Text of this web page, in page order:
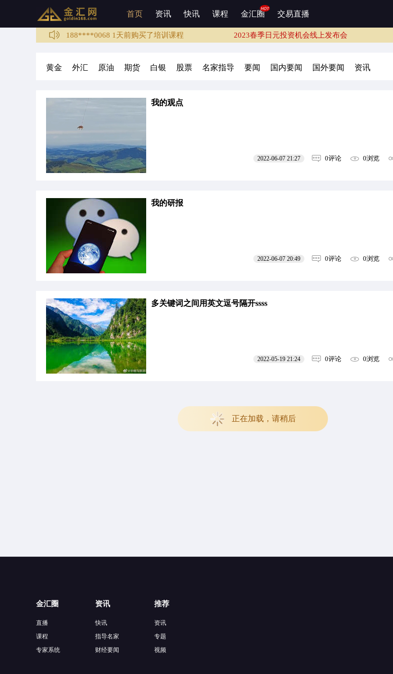
首页 资讯 快讯 课程 金汇圈 交易直播
136****1003 3分钟前购买了培训课程
2023春季日元投资机会线上发布会
188****0068 1天前购买了培训课程
2023春季日元投资机会线上发布会
136****6009 1天前购买了徐静雅老师的培训服务
2023春季日元投资机会线上发布会
136****4589 3天前购买了培训课程
2023春季日元投资机会线上发布会
136****1003 3分钟前购买了培训课程
黄金 外汇 原油 期货 白银 股票 名家指导 要闻 国内要闻 国外要闻 资讯
我的观点
2022-06-07 21:27 0评论 0浏览
我的研报
2022-06-07 20:49 0评论 0浏览
多关键词之间用英文逗号隔开ssss
2022-05-19 21:24 0评论 0浏览
正在加载，请稍后
金汇圈
直播
课程
专家系统
资讯
快讯
指导名家
财经要闻
推荐
资讯
专题
视频